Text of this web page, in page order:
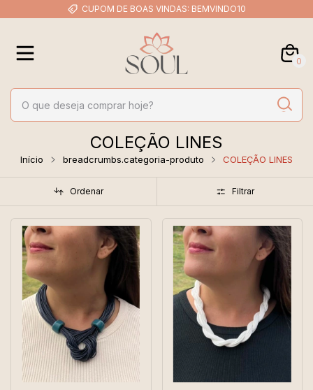
CUPOM DE BOAS VINDAS: BEMVINDO10
0
COLEÇÃO LINES
Início breadcrumbs.categoria-produto COLEÇÃO LINES
Ordenar Filtrar